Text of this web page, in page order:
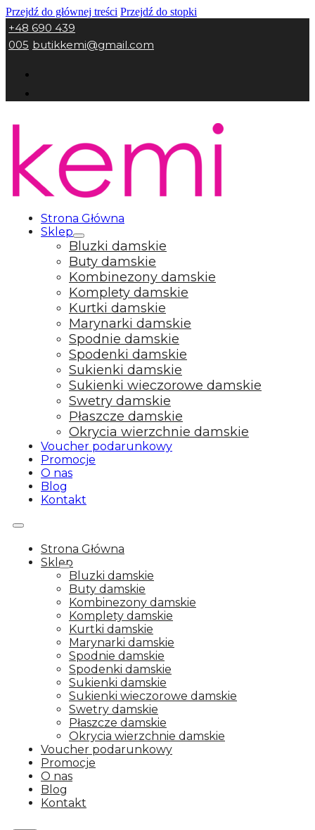
Przejdź do głównej treści Przejdź do stopki
+48 690 439
005 butikkemi@gmail.com
Strona Główna
Sklep
Bluzki damskie
Buty damskie
Kombinezony damskie
Komplety damskie
Kurtki damskie
Marynarki damskie
Spodnie damskie
Spodenki damskie
Sukienki damskie
Sukienki wieczorowe damskie
Swetry damskie
Płaszcze damskie
Okrycia wierzchnie damskie
Voucher podarunkowy
Promocje
O nas
Blog
Kontakt
Strona Główna
Sklep
Bluzki damskie
Buty damskie
Kombinezony damskie
Komplety damskie
Kurtki damskie
Marynarki damskie
Spodnie damskie
Spodenki damskie
Sukienki damskie
Sukienki wieczorowe damskie
Swetry damskie
Płaszcze damskie
Okrycia wierzchnie damskie
Voucher podarunkowy
Promocje
O nas
Blog
Kontakt